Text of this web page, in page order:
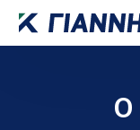
Ο